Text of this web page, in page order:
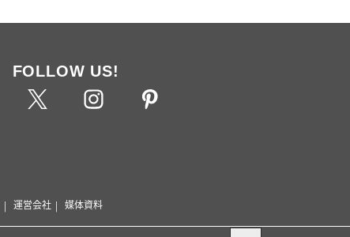
FOLLOW US!
運営会社 媒体資料